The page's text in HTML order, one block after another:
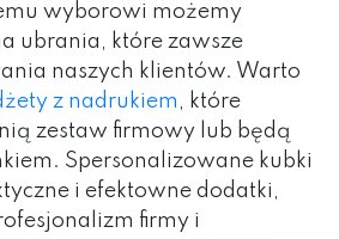
wyborowi możemy
ubrania, które zawsze
naszych klientów. Warto
z nadrukiem , które
zestaw firmowy lub będą
Spersonalizowane kubki
i efektowne dodatki,
firmy i